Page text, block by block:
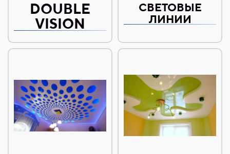
DOUBLE
VISION
СВЕТОВЫЕ
ЛИНИИ